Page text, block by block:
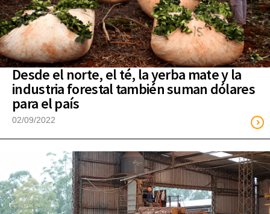
Desde el norte, el té, la yerba mate y la
industria forestal también suman dólares
para el país
02/09/2022